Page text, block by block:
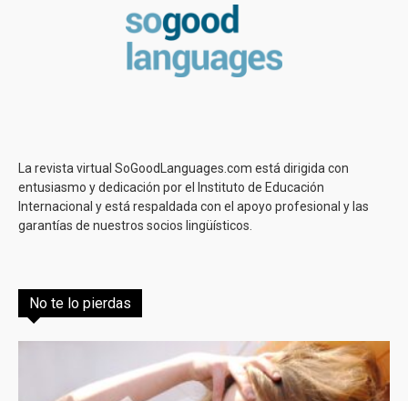
La revista virtual SoGoodLanguages.com está dirigida con
entusiasmo y dedicación por el Instituto de Educación
Internacional y está respaldada con el apoyo profesional y las
garantías de nuestros socios lingüísticos.
No te lo pierdas